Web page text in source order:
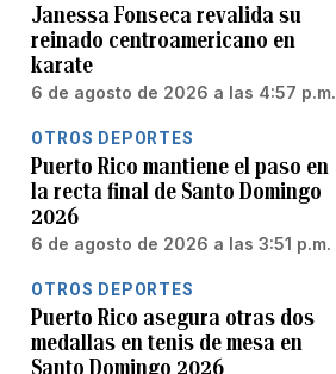
Janessa Fonseca revalida su
reinado centroamericano en
karate
6 de agosto de 2026 a las 4:57 p.m.
OTROS DEPORTES
Puerto Rico mantiene el paso en
la recta final de Santo Domingo
2026
6 de agosto de 2026 a las 3:51 p.m.
OTROS DEPORTES
Puerto Rico asegura otras dos
medallas en tenis de mesa en
Santo Domingo 2026